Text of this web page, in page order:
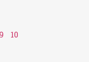
9 10